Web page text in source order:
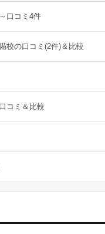
口コミ4件
校の口コミ(2件)＆比較
コミ＆比較